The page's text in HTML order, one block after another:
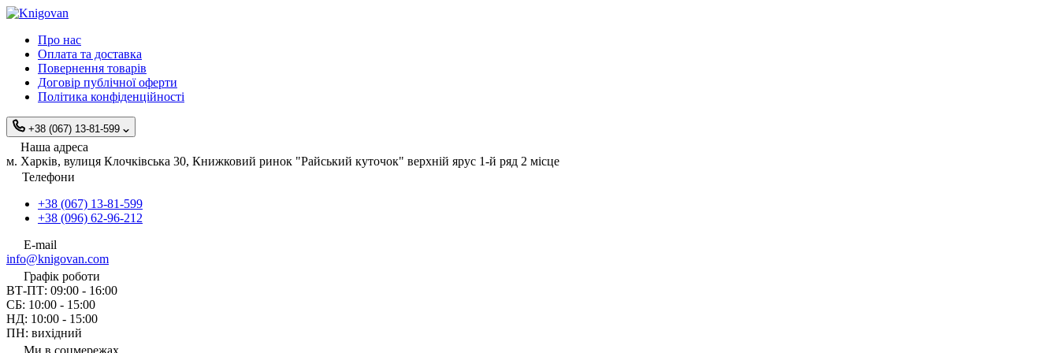
Про нас
Оплата та доставка
Повернення товарів
Договір публічної оферти
Політика конфіденційності
+38 (067) 13-81-599
Наша адреса
м. Харків, вулиця Клочківська 30, Книжковий ринок "Райський куточок" верхній ярус 1-й ряд 2 місце
Телефони
+38 (067) 13-81-599
+38 (096) 62-96-212
E-mail
info@knigovan.com
Графік роботи
ВТ-ПТ: 09:00 - 16:00
СБ: 10:00 - 15:00
НД: 10:00 - 15:00
ПН: вихідний
Ми в соцмережах